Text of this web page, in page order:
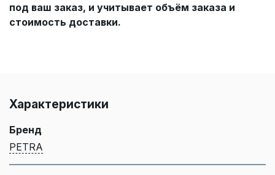
под ваш заказ, и учитывает объём заказа и
стоимость доставки.
Характеристики
Бренд
PETRA